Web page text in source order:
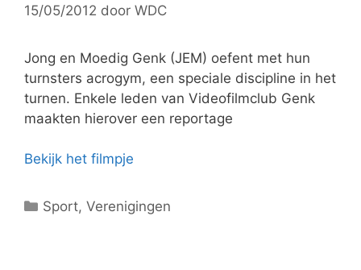
r
e
ë
n
15/05/2012 door WDC
Jong en Moedig Genk (JEM) oefent met hun
turnsters acrogym, een speciale discipline in het
turnen. Enkele leden van Videofilmclub Genk
maakten hierover een reportage
Bekijk het filmpje
C
Sport,Verenigingen